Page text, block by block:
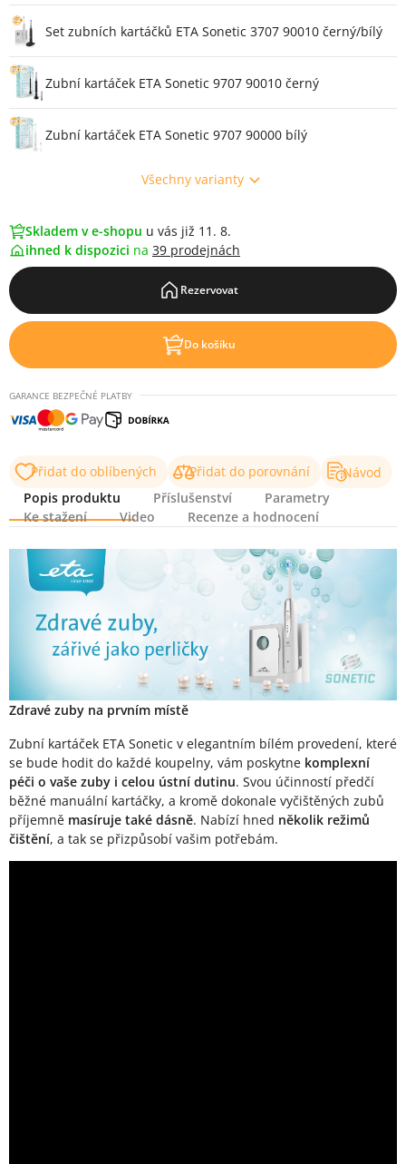
Varianty
Set zubních kartáčků ETA Sonetic 3707 90010 černý/bílý
Zubní kartáček ETA Sonetic 9707 90010 černý
Zubní kartáček ETA Sonetic 9707 90000 bílý
Všechny varianty
Skladem v e-shopu u vás již 11. 8.
ihned k dispozici na 39 prodejnách
Rezervovat
Do košíku
GARANCE BEZPEČNÉ PLATBY
Přidat do oblíbených Přidat do porovnání
Návod
Popis produktu
Příslušenství
Parametry
Ke stažení
Video Recenze a hodnocení
Popis produktu
Zdravé zuby na prvním místě
Zubní kartáček ETA Sonetic v elegantním bílém provedení, které
se bude hodit do každé koupelny, vám poskytne komplexní
péči o vaše zuby i celou ústní dutinu. Svou účinností předčí
běžné manuální kartáčky, a kromě dokonale vyčištěných zubů
příjemně masíruje také dásně. Nabízí hned několik režimů
čištění, a tak se přizpůsobí vašim potřebám.